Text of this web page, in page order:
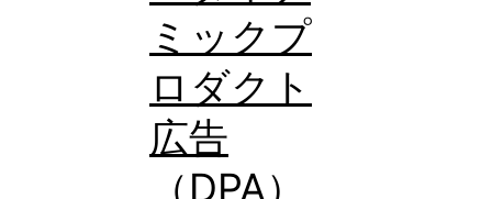
ミックプ
ロダクト
広告
（DPA）